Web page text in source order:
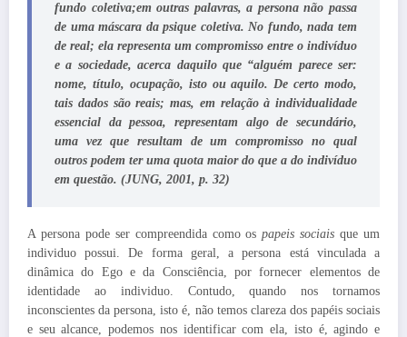
fundo coletiva;em outras palavras, a persona não passa
de uma máscara da psique coletiva. No fundo, nada tem
de real; ela representa um compromisso entre o indivíduo
e a sociedade, acerca daquilo que “alguém parece ser:
nome, título, ocupação, isto ou aquilo. De certo modo,
tais dados são reais; mas, em relação à individualidade
essencial da pessoa, representam algo de secundário,
uma vez que resultam de um compromisso no qual
outros podem ter uma quota maior do que a do indivíduo
em questão. (JUNG, 2001, p. 32)
A persona pode ser compreendida como ospapeis sociaisque um
individuo possui. De forma geral, a persona está vinculada a
dinâmica do Ego e da Consciência, por fornecer elementos de
identidade ao individuo. Contudo, quando nos tornamos
inconscientes da persona, isto é, não temos clareza dos papéis sociais
e seu alcance, podemos nos identificar com ela, isto é, agindo e